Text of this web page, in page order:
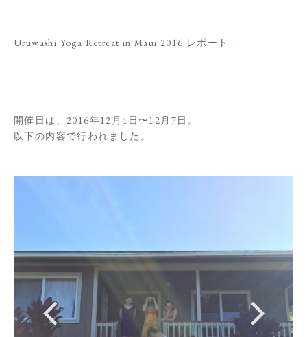
Uruwashi Yoga Retreat in Maui 2016 レポート…
開催日は、2016年12月4日〜12月7日。
以下の内容で行われました。